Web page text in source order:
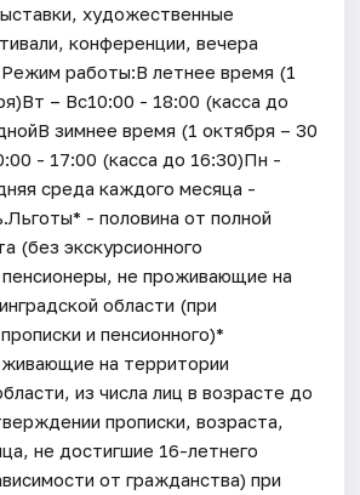
художественные
конференции, вечера
работы:В летнее время (1
– Вс10:00 - 18:00 (касса до
зимнее время (1 октября – 30
- 17:00 (касса до 16:30)Пн -
среда каждого месяца -
- половина от полной
(без экскурсионного
не проживающие на
области (при
и пенсионного)*
на территории
из числа лиц в возрасте до
прописки, возраста,
не достигшие 16-летнего
от гражданства) при